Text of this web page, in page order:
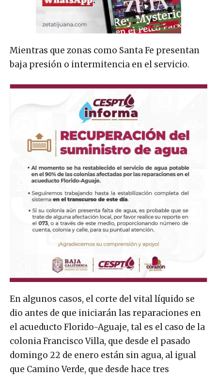
Mientras que zonas como Santa Fe presentan
baja presión o intermitencia en el servicio.
En algunos casos, el corte del vital líquido se
dio antes de que iniciarán las reparaciones en
el acueducto Florido-Aguaje, tal es el caso de la
colonia Francisco Villa, que desde el pasado
domingo 22 de enero están sin agua, al igual
que Camino Verde, que desde hace tres